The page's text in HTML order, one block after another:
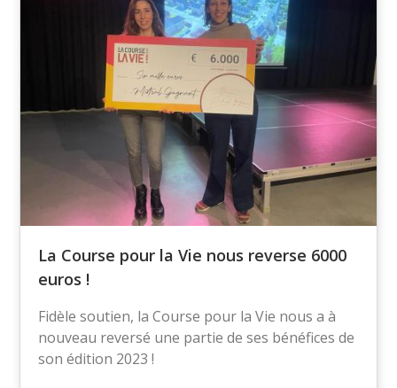
La Course pour la Vie nous reverse 6000
euros !
Fidèle soutien, la Course pour la Vie nous a à
nouveau reversé une partie de ses bénéfices de
son édition 2023 !